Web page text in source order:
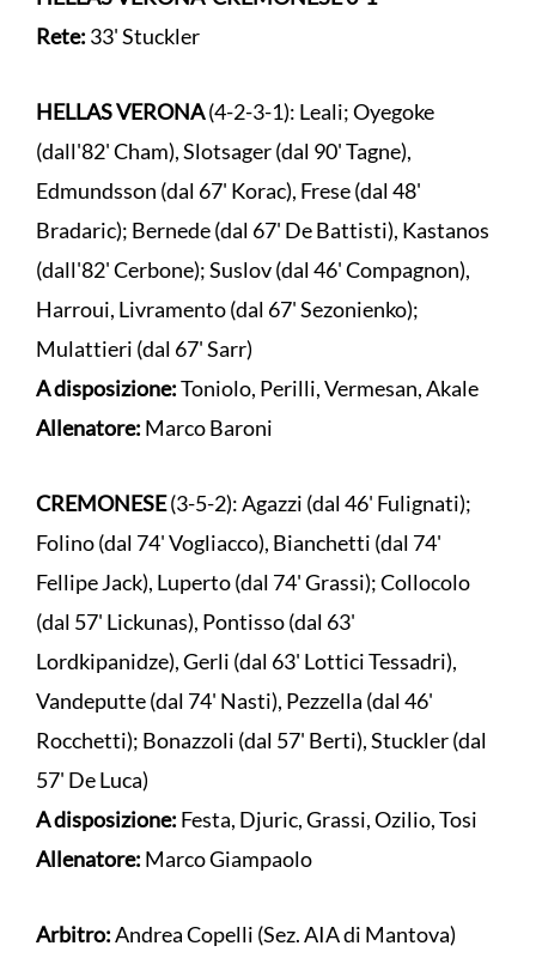
Rete: 33' Stuckler
HELLAS VERONA(4-2-3-1): Leali; Oyegoke
(dall'82' Cham), Slotsager (dal 90' Tagne),
Edmundsson (dal 67' Korac), Frese (dal 48'
Bradaric); Bernede (dal 67' De Battisti), Kastanos
(dall'82' Cerbone); Suslov (dal 46' Compagnon),
Harroui, Livramento (dal 67' Sezonienko);
Mulattieri (dal 67' Sarr)
A disposizione:Toniolo, Perilli, Vermesan, Akale
Allenatore: Marco Baroni
CREMONESE(3-5-2): Agazzi (dal 46' Fulignati);
Folino (dal 74' Vogliacco), Bianchetti (dal 74'
Fellipe Jack), Luperto (dal 74' Grassi); Collocolo
(dal 57' Lickunas), Pontisso (dal 63'
Lordkipanidze), Gerli (dal 63' Lottici Tessadri),
Vandeputte (dal 74' Nasti), Pezzella (dal 46'
Rocchetti); Bonazzoli (dal 57' Berti), Stuckler (dal
57' De Luca)
A disposizione: Festa, Djuric, Grassi, Ozilio, Tosi
Allenatore: Marco Giampaolo
Arbitro:Andrea Copelli (Sez. AIA di Mantova)